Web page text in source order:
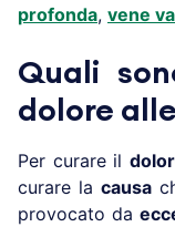
profonda, vene
Quali
dolore
Per curare il
curare la causa
provocato da